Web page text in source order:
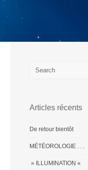
Articles récents
De retour bientôt
MÉTÉOROLOGIE . . .
» ILLUMINATION «